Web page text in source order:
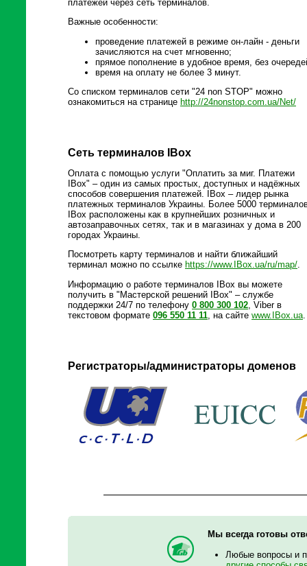
платежей через сеть терминалов.
Важные особенности:
проведение платежей в режиме он-лайн - деньги
зачисляются на счет мгновенно;
прямое пополнение в удобное время, без
время на оплату не более 3 минут.
Со списком терминалов сети "24 non STOP" можно
ознакомиться на странице http://24nonstop.com.ua/Net/
Сеть терминалов IBox
Оплата с помощью услуги "Оплатить за миг. Платежи
IBox" – один из самых простых, доступных и надёжных
способов совершения платежей. IBox – лидер рынка
платежных терминалов Украины. Более 5000
IBox расположены как в крупнейших розничных и
автозаправочных сетях, так и в магазинах у дома в 200
городах Украины.
Посмотреть карту терминалов и найти ближайший
терминал можно по ссылке https://www.IBox.ua/ru/map/.
Информацию о работе терминалов IBox вы можете
получить в "Мастерской решений IBox" – службе
поддержки 24/7 по телефону 0 800 300 102 , Viber в
текстовом формате 096 550 11 11 , на сайте www.IBox.ua
Регистраторы/администраторы доменов
Мы всегда готовы
Любые вопросы и